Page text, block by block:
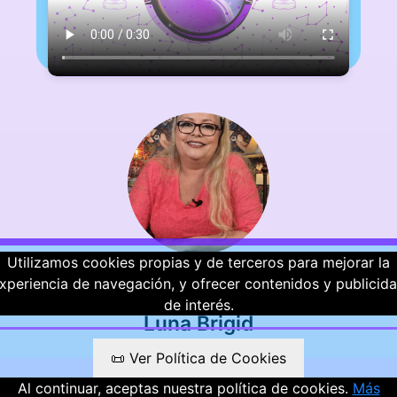
⭐ ⭐ ⭐ ⭐ ⭐
Luna Brigid
Valoraciones
Utilizamos cookies propias y de terceros para mejorar la
de navegación, y ofrecer contenidos y
de interés.
📜 Ver Política de Cookies
Al continuar, aceptas nuestra política de cookies. Más